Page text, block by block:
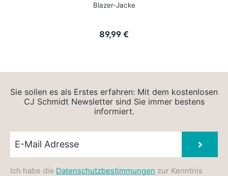
Blazer-Jacke
Regulärer Preis:
89,99 €
Sie sollen es als Erstes erfahren: Mit dem kostenlosen
CJ Schmidt Newsletter sind Sie immer bestens
informiert.
Ich habe die Datenschutzbestimmungen zur Kenntnis